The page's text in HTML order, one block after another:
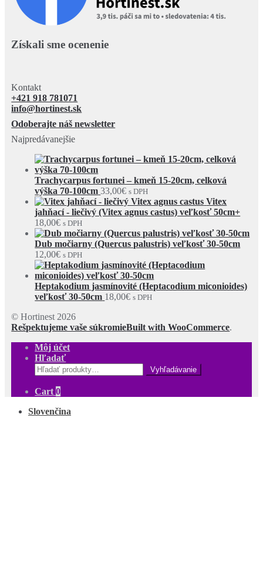
Získali sme ocenenie
Kontakt
+421 918 781071
info@hortinest.sk
Odoberajte náš newsletter
Najpredávanejšie
Trachycarpus fortunei – kmeň 15-20cm, celková
výška 70-100cm 33,00€ s DPH
Vitex
jahňací - liečivý (Vitex agnus castus) veľkosť 50cm+
18,00€ s DPH
Dub močiarny (Quercus palustris) veľkosť 30-50cm
12,00€ s DPH
Heptakodium jasmínovité (Heptacodium miconioides)
veľkosť 30-50cm 18,00€ s DPH
© Hortinest 2026
Rešpektujeme vaše súkromieBuilt with WooCommerce.
Môj účet
Hľadať
Hľadať:
Cart0
Slovenčina